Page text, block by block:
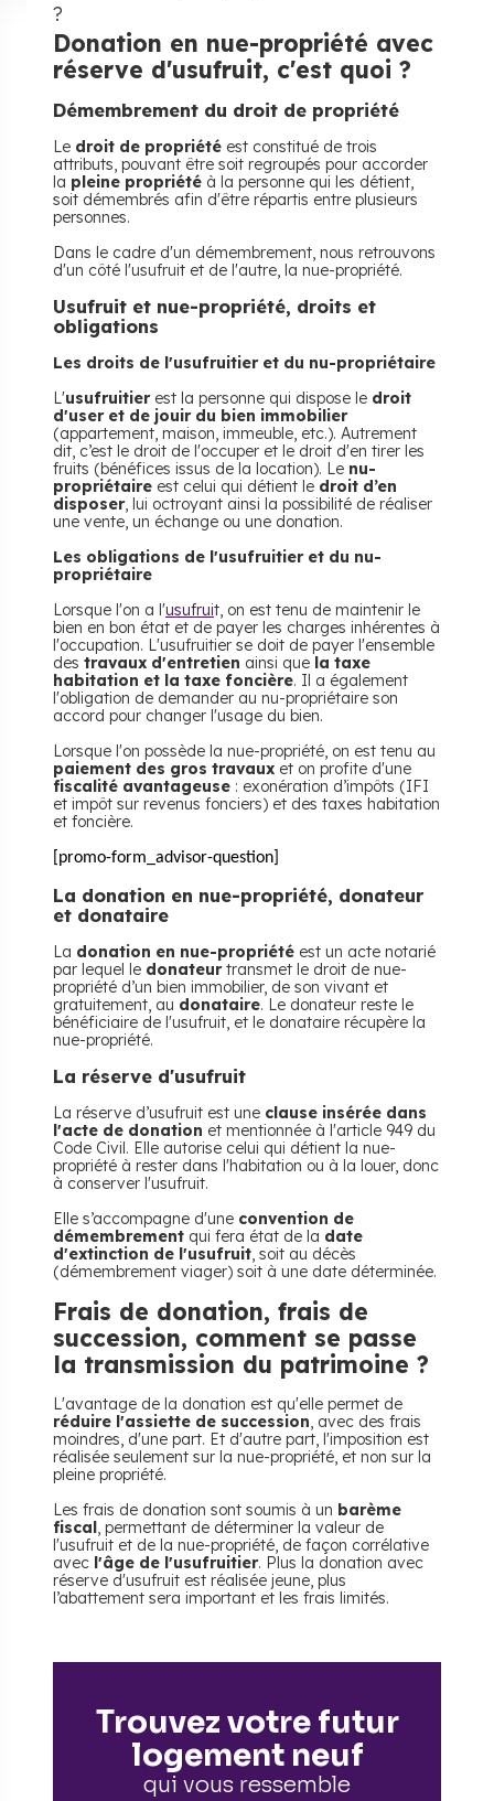
?
Donation en nue-propriété avec
réserve d'usufruit, c'est quoi ?
Démembrement du droit de propriété
Le droit de propriété est constitué de trois
attributs, pouvant être soit regroupés pour accorder
la pleine propriété à la personne qui les détient,
soit démembrés afin d'être répartis entre plusieurs
personnes.
Dans le cadre d'un démembrement, nous retrouvons
d'un côté l'usufruit et de l'autre, la nue-propriété.
Usufruit et nue-propriété, droits et
obligations
Les droits de l'usufruitier et du nu-propriétaire
L'usufruitierest la personne qui dispose le droit
d'user et de jouir du bien immobilier
(appartement, maison, immeuble, etc.). Autrement
dit, c’est le droit de l'occuper et le droit d'en tirer les
fruits (bénéfices issus de la location). Le nu-
propriétaire est celui qui détient le droit d’en
disposer, lui octroyant ainsi la possibilité de réaliser
une vente, un échange ou une donation.
Les obligations de l'usufruitier et du nu-
propriétaire
Lorsque l'on a l'usufruit, on est tenu de maintenir le
bien en bon état et de payer les charges inhérentes à
l'occupation. L'usufruitier se doit de payer l'ensemble
des travaux d'entretien ainsi que la taxe
habitation et la taxe foncière. Il a également
l'obligation de demander au nu-propriétaire son
accord pour changer l'usage du bien.
Lorsque l'on possède la nue-propriété, on est tenu au
paiement des gros travaux et on profite d'une
fiscalité avantageuse : exonération d’impôts (IFI
et impôt sur revenus fonciers) et des taxes habitation
et foncière.
[promo-form_advisor-question]
La donation en nue-propriété, donateur
et donataire
La donation en nue-propriété est un acte notarié
par lequel le donateurtransmet le droit de nue-
propriété d’un bien immobilier, de son vivant et
gratuitement, au donataire. Le donateur reste le
bénéficiaire de l'usufruit, et le donataire récupère la
nue-propriété.
La réserve d'usufruit
La réserve d’usufruit est une clause insérée dans
l'acte de donation et mentionnée à l'article 949 du
Code Civil. Elle autorise celui qui détient la nue-
propriété à rester dans l'habitation ou à la louer, donc
à conserver l'usufruit.
Elle s’accompagne d'une convention de
démembrement qui fera état de la date
d'extinction de l'usufruit, soit au décès
(démembrement viager) soit à une date déterminée.
Frais de donation, frais de
succession, comment se passe
la transmission du patrimoine ?
L'avantage de la donation est qu'elle permet de
réduire l'assiette de succession, avec des frais
moindres, d'une part. Et d'autre part, l'imposition est
réalisée seulement sur la nue-propriété, et non sur la
pleine propriété.
Les frais de donation sont soumis à un barème
fiscal, permettant de déterminer la valeur de
l'usufruit et de la nue-propriété, de façon corrélative
avec l'âge de l'usufruitier. Plus la donation avec
réserve d'usufruit est réalisée jeune, plus
l’abattement sera important et les frais limités.
Trouvez votre futur
logement neuf
qui vous ressemble